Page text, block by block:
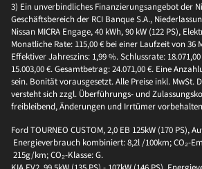
3) Ein unverbindliches Finanzierungsangebot der
Geschäftsbereich der RCI Banque S.A.,
Nissan MICRA Engage, 40 kWh, 90 kW (122 PS),
Monatliche Rate: 115,00 € bei einer Laufzeit von 36
Effektiver Jahreszins: 1,99 %. Schlussrate:
15.003,00 €. Gesamtbetrag: 24.071,00 €. Eine
sein. Bonität vorausgesetzt. Alle Preise inkl. MwSt.
versteht sich zzgl. Überführungs- und
freibleibend, Änderungen und Irrtümer
Ford TOURNEO CUSTOM, 2,0 EB 125kW (170 PS),
Energieverbrauch kombiniert: 8,2l /100km; CO₂-
215g/km; CO₂-Klasse: G.